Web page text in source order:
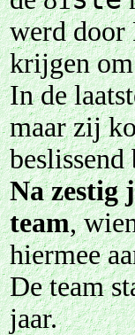
werd door
krijgen
In de
maar zij
Na zestig
team,
hiermee
De team
jaar.